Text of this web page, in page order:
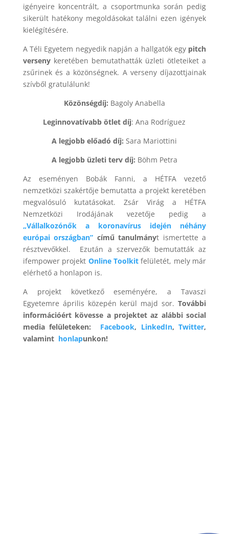
igényeire koncentrált, a csoportmunka során pedig
sikerült hatékony megoldásokat találni ezen igények
kielégítésére.
A Téli Egyetem negyedik napján a hallgatók egy pitch
versenykeretében bemutathatták üzleti ötleteiket a
zsűrinek és a közönségnek. A verseny díjazottjainak
szívből gratulálunk!
Közönségdíj: Bagoly Anabella
Leginnovatívabb ötlet díj: Ana Rodríguez
A legjobb előadó díj: Sara Mariottini
A legjobb üzleti terv díj: Böhm Petra
Az eseményen Bobák Fanni, a HÉTFA vezető
nemzetközi szakértője bemutatta a projekt keretében
megvalósuló kutatásokat. Zsár Virág a HÉTFA
Nemzetközi Irodájának vezetője pedig a
„Vállalkozónők a koronavírus idején néhány
európai országban” című tanulmányt ismertette a
résztvevőkkel. Ezután a szervezők bemutatták az
ifempower projekt Online Toolkit felületét, mely már
elérhető a honlapon is.
A projekt következő eseményére, a Tavaszi
Egyetemre április közepén kerül majd sor.További
információért kövesse a projektet az alábbi social
media felületeken: Facebook, LinkedIn,Twitter,
valamint honlapunkon!